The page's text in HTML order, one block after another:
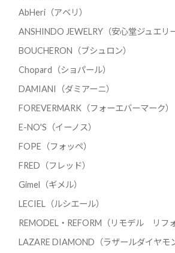
AbHeri（アベリ）
ANSHINDO JEWELRY（安心堂ジュエリー
BOUCHERON（ブシュロン）
Chopard（ショパール）
DAMIANI（ダミアーニ）
FOREVERMARK（フォーエバーマーク）
E-NO'S（イーノス）
FOPE（フォッペ）
FRED（フレッド）
Gimel（ギメル）
LECIEL（ルシエール）
REMODEL・REFORM（リモデル リフォ
LAZARE DIAMOND（ラザールダイヤモ